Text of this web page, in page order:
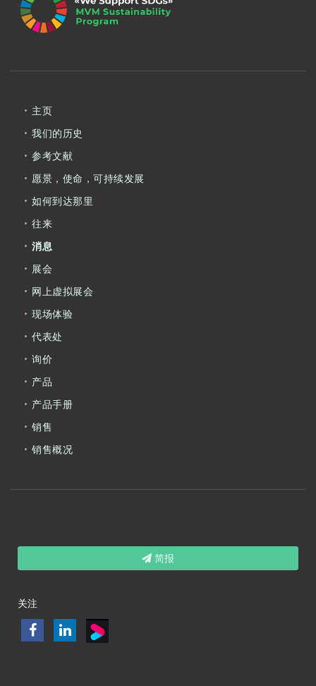
主页
我们的历史
参考文献
愿景，使命，可持续发展
如何到达那里
往来
消息
展会
网上虚拟展会
现场体验
代表处
询价
产品
产品手册
销售
销售概况
简报
关注